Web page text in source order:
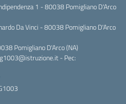
1 - 80038 Pomigliano D'Arco
Da Vinci - 80038 Pomigliano D'Arco
Pomigliano D'Arco (NA)
- Pec: